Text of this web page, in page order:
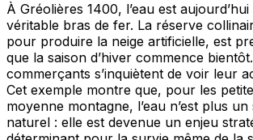
À Gréolières 1400, l’eau est
véritable bras de fer. La réserve
pour produire la neige artificielle, est
que la saison d’hiver commence
commerçants s’inquiètent de voir leur
Cet exemple montre que, pour les
moyenne montagne, l’eau n’est plus
naturel : elle est devenue un enjeu